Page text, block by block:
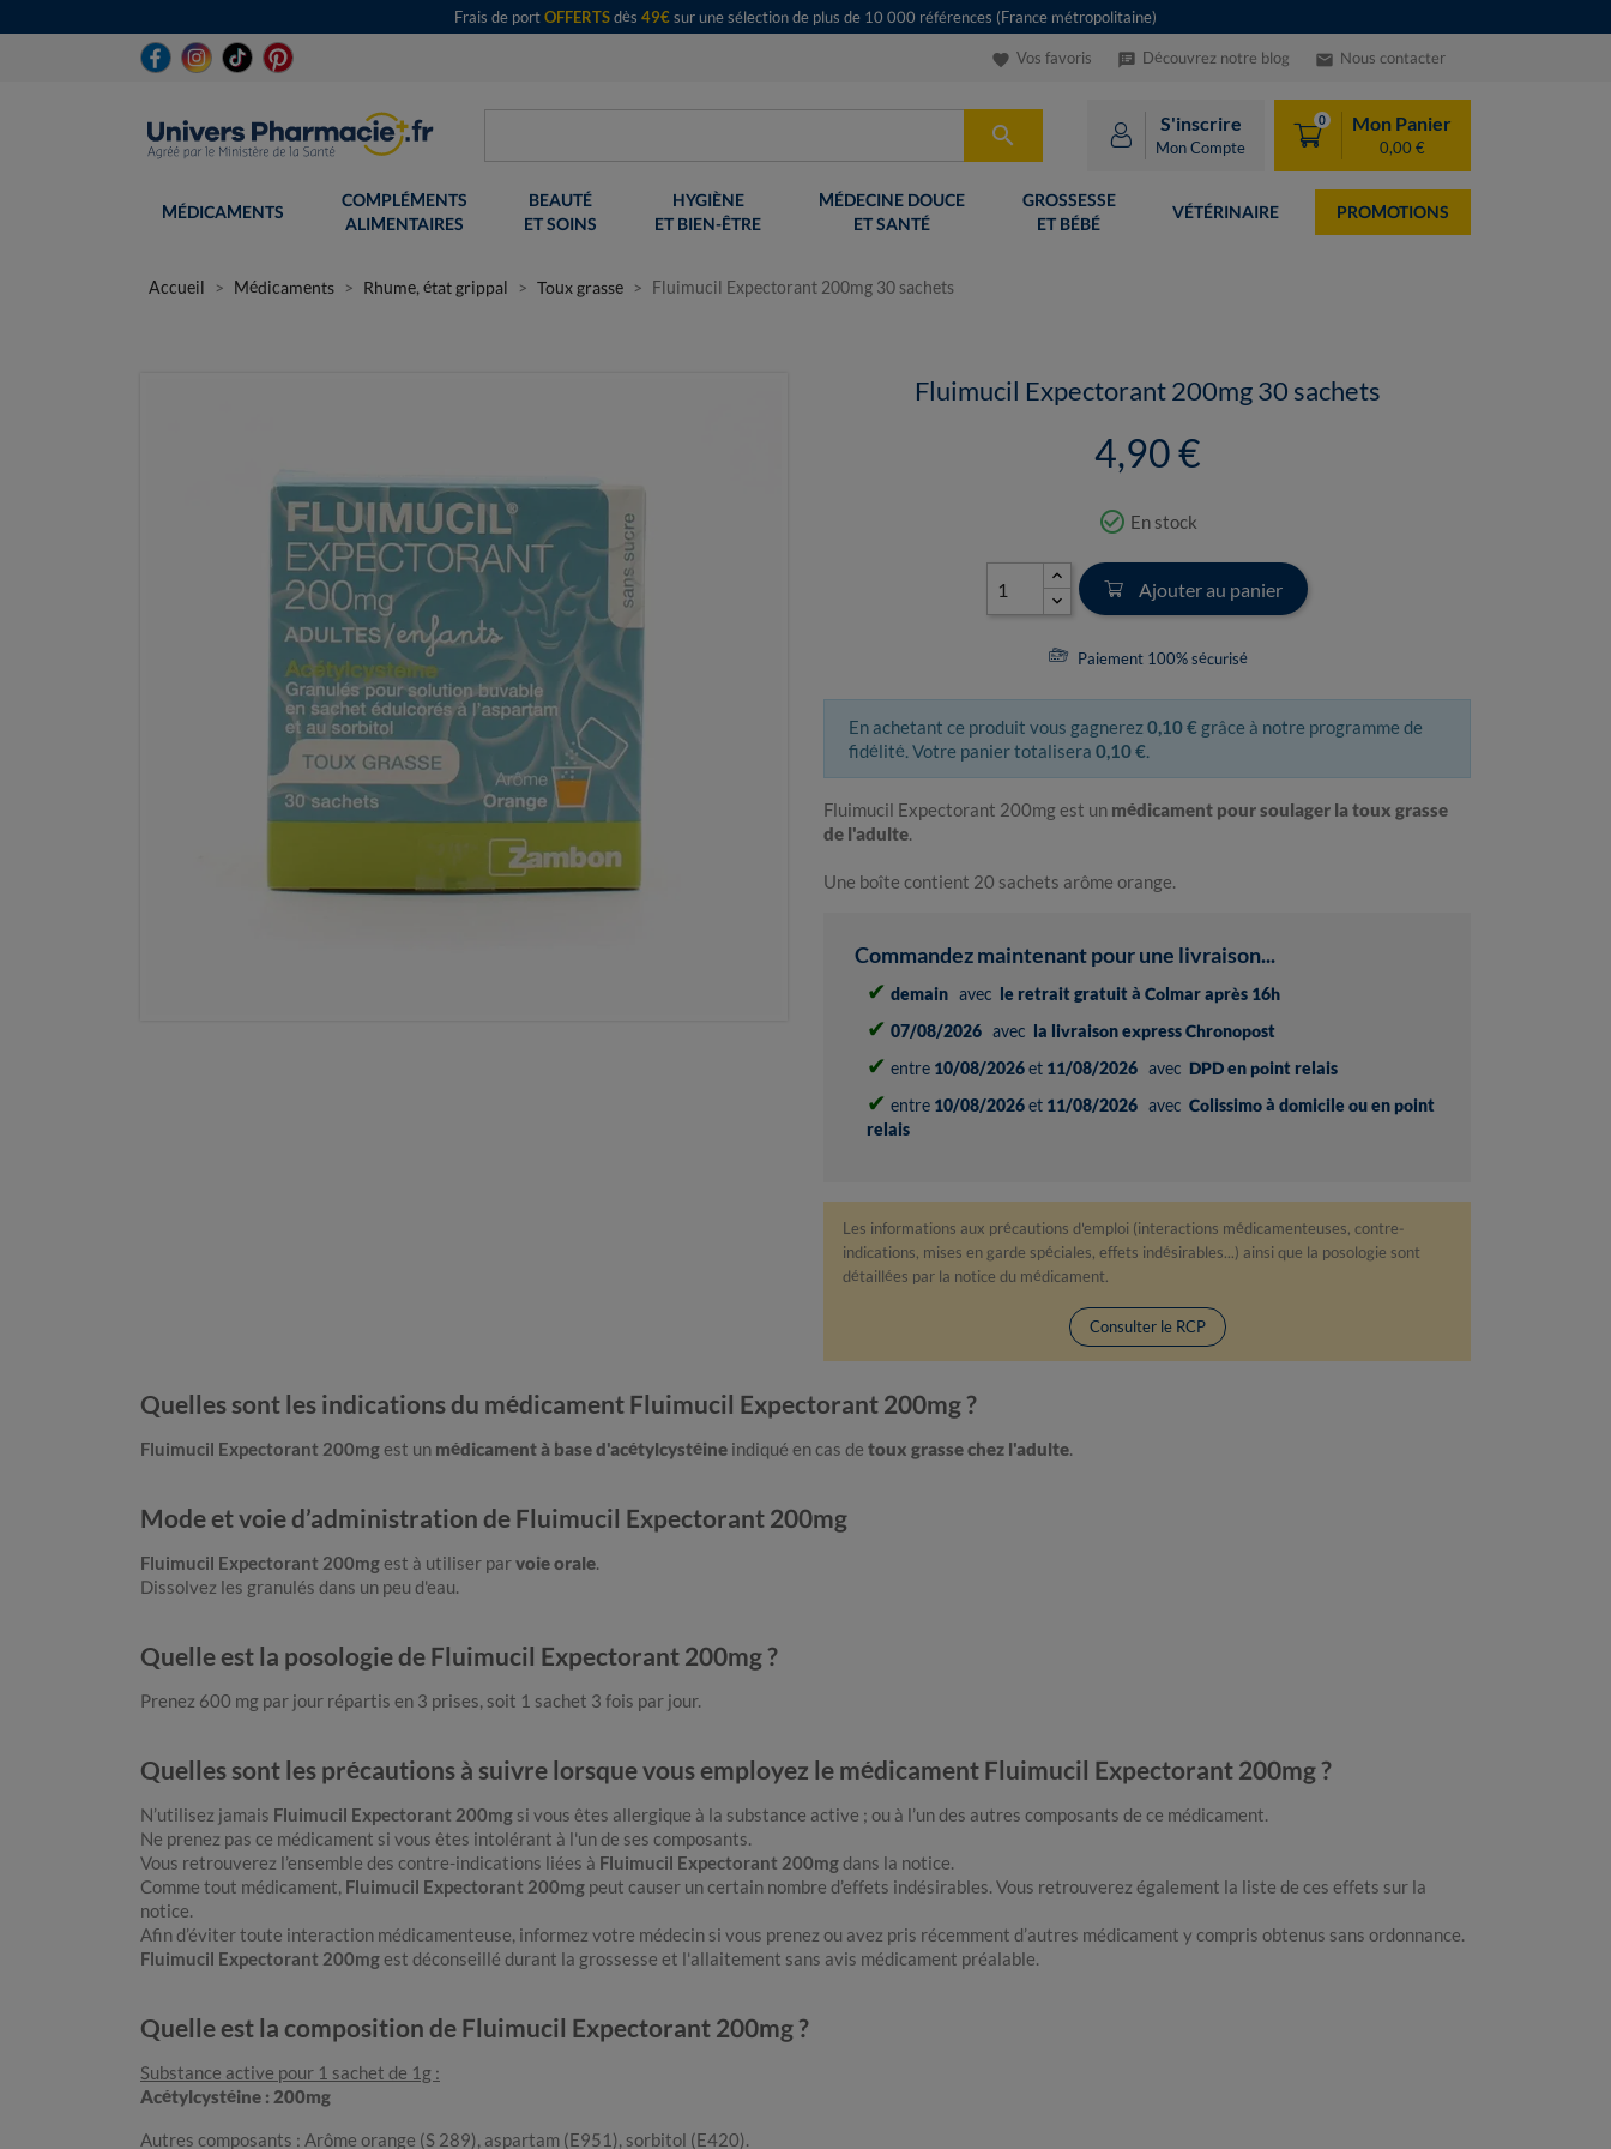
Frais de portOFFERTSdès 49€sur une sélection de plus de 10 000 références (France métropolitaine)
favorite Vos favoris speaker_notes Découvrez notre blog email Nous contacter
 S'inscrire
Mon Compte
0 Mon Panier
0,00 €
MÉDICAMENTS
COMPLÉMENTS
ALIMENTAIRES
BEAUTÉ
ET SOINS
HYGIÈNE
ET BIEN-ÊTRE
MÉDECINE DOUCE
ET SANTÉ
GROSSESSE
ET BÉBÉ
VÉTÉRINAIRE PROMOTIONS
Accueil Médicaments Rhume, état grippal Toux grasse Fluimucil Expectorant 200mg 30 sachets
Fluimucil Expectorant 200mg 30 sachets
4,90 €
check_circle_outline En stock
Ajouter au panier
Paiement 100% sécurisé
En achetant ce produit vous gagnerez0,10 € grâce à notre programme de
fidélité. Votre panier totalisera 0,10 €.
Fluimucil Expectorant 200mg est un médicament pour soulager la toux grasse
de l'adulte.
Une boîte contient 20 sachets arôme orange.
Commandez maintenant pour une livraison...
✔ demain avec le retrait gratuit à Colmar après 16h
✔ 07/08/2026 avec la livraison express Chronopost
✔ entre 10/08/2026et 11/08/2026 avec DPD en point relais
✔ entre 10/08/2026et 11/08/2026 avec Colissimo à domicile ou en point
relais
Les informations aux précautions d'emploi (interactions médicamenteuses, contre-
indications, mises en garde spéciales, effets indésirables...) ainsi que la posologie sont
détaillées par la notice du médicament.
Consulter le RCP
Quelles sont les indications du médicament Fluimucil Expectorant 200mg ?
Fluimucil Expectorant 200mgest un médicament à base d'acétylcystéine indiqué en cas de toux grasse chez l'adulte.
Mode et voie d’administration de Fluimucil Expectorant 200mg
Fluimucil Expectorant 200mgest à utiliser parvoie orale.
Dissolvez les granulés dans un peu d'eau.
Quelle est la posologie de Fluimucil Expectorant 200mg ?
Prenez 600 mg par jour répartis en 3 prises, soit 1 sachet 3 fois par jour.
Quelles sont les précautions à suivre lorsque vous employez le médicament Fluimucil Expectorant 200mg ?
N’utilisez jamais Fluimucil Expectorant 200mg si vous êtes allergique à la substance active ; ou à l’un des autres composants de ce médicament.
Ne prenez pas ce médicament si vous êtes intolérant à l'un de ses composants.
Vous retrouverez l’ensemble des contre-indications liées à Fluimucil Expectorant 200mgdans la notice.
Comme tout médicament, Fluimucil Expectorant 200mg peut causer un certain nombre d’effets indésirables. Vous retrouverez également la liste de ces effets sur la
notice.
Afin d’éviter toute interaction médicamenteuse, informez votre médecin si vous prenez ou avez pris récemment d’autres médicament y compris obtenus sans ordonnance.
Fluimucil Expectorant 200mgest déconseillé durant la grossesse et l'allaitement sans avis médicament préalable.
Quelle est la composition de Fluimucil Expectorant 200mg ?
Substance active pour 1 sachet de 1g :
Acétylcystéine : 200mg
Autres composants : Arôme orange (S 289), aspartam (E951), sorbitol (E420).